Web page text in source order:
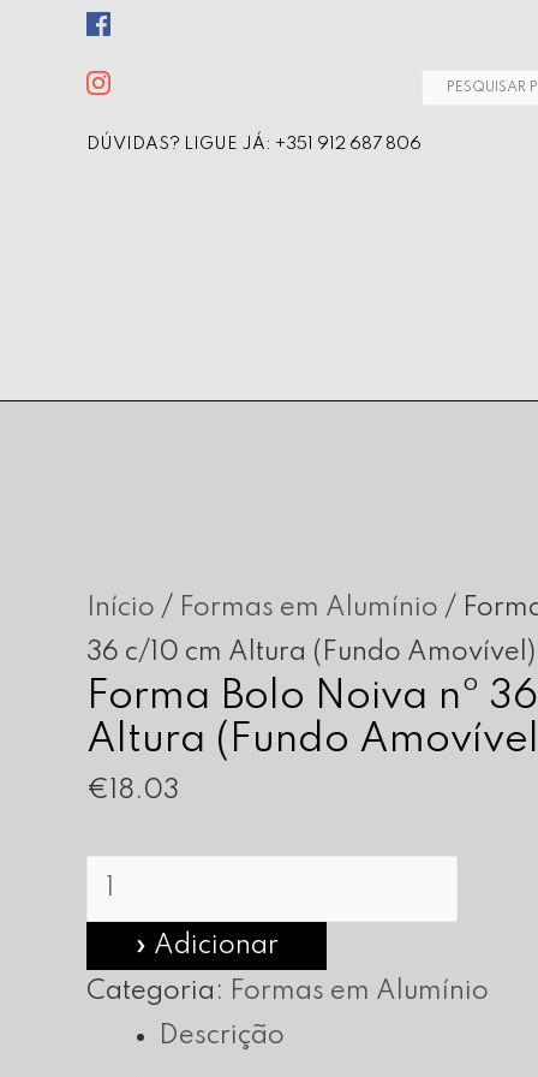
DÚVIDAS? LIGUE JÁ: +351 912 687 806
Início / Formas em Alumínio /
36 c/10 cm Altura (Fundo Amovível)
Forma Bolo Noiva nº
Altura (Fundo
€ 18.03
Quantidade
de
Forma
» Adicionar
Categoria: Formas em Alumínio
Descrição